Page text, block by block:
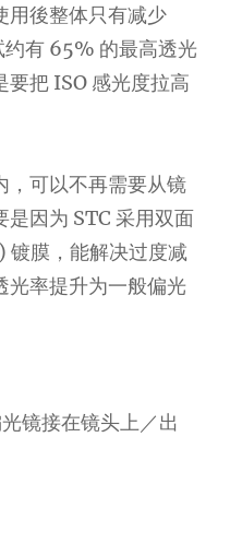
用後整体只有减少
有 65% 的最高透光
把 ISO 感光度拉高
，可以不再需要从镜
因为 STC 采用双面
膜，能解决过度减
光率提升为一般偏光
镜接在镜头上／出